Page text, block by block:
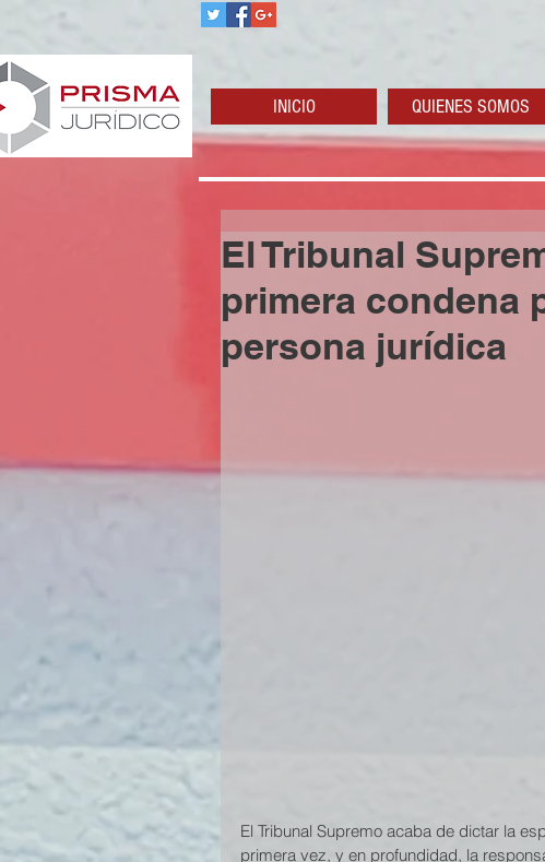
INICIO QUIENES SOMOS
El Tribunal
primera condena
persona jurídica
El Tribunal Supremo acaba de dictar la
primera vez, y en profundidad, la